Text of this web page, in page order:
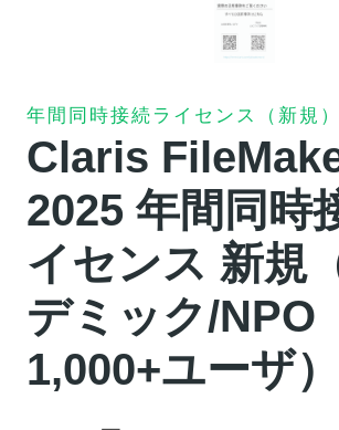
年間同時接続ライセンス（新規）
Claris
2025 年間同時
イセンス 新規
デミック/NPO
1,000+ユーザ）